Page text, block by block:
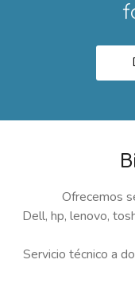
Ofrecemos
Dell, hp, lenovo,
Servicio técnico a